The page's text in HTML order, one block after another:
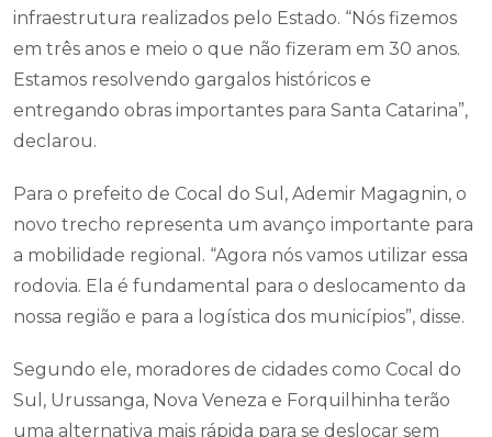
infraestrutura realizados pelo Estado. “Nós fizemos
em três anos e meio o que não fizeram em 30 anos.
Estamos resolvendo gargalos históricos e
entregando obras importantes para Santa Catarina”,
declarou.
Para o prefeito de Cocal do Sul, Ademir Magagnin, o
novo trecho representa um avanço importante para
a mobilidade regional. “Agora nós vamos utilizar essa
rodovia. Ela é fundamental para o deslocamento da
nossa região e para a logística dos municípios”, disse.
Segundo ele, moradores de cidades como Cocal do
Sul, Urussanga, Nova Veneza e Forquilhinha terão
uma alternativa mais rápida para se deslocar sem